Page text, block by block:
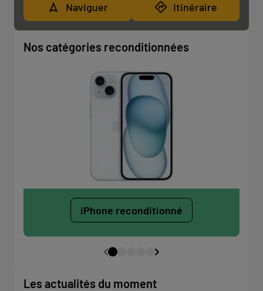
Naviguer Itinéraire
Nos catégories reconditionnées
iPhone reconditionné
Les actualités du moment